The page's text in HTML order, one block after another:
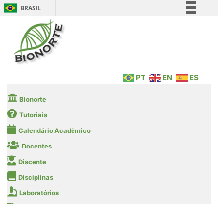
BRASIL
Legislação
PT EN ES
Bionorte
Tutoriais
Calendário Acadêmico
Docentes
Discente
Disciplinas
Laboratórios